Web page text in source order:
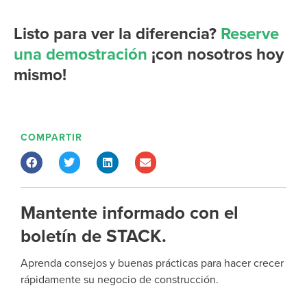
Listo para ver la diferencia? Reserve
una demostración ¡con nosotros hoy
mismo!
COMPARTIR
Mantente informado con el
boletín de STACK.
Aprenda consejos y buenas prácticas para hacer crecer
rápidamente su negocio de construcción.